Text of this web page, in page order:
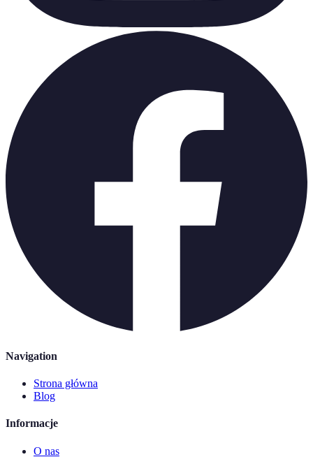
Navigation
Strona główna
Blog
Informacje
O nas